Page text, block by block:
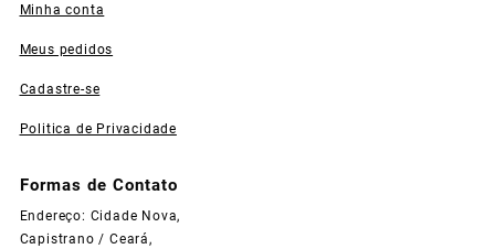
Minha conta
Meus pedidos
Cadastre-se
Politica de Privacidade
Formas de Contato
Endereço: Cidade Nova,
Capistrano / Ceará,